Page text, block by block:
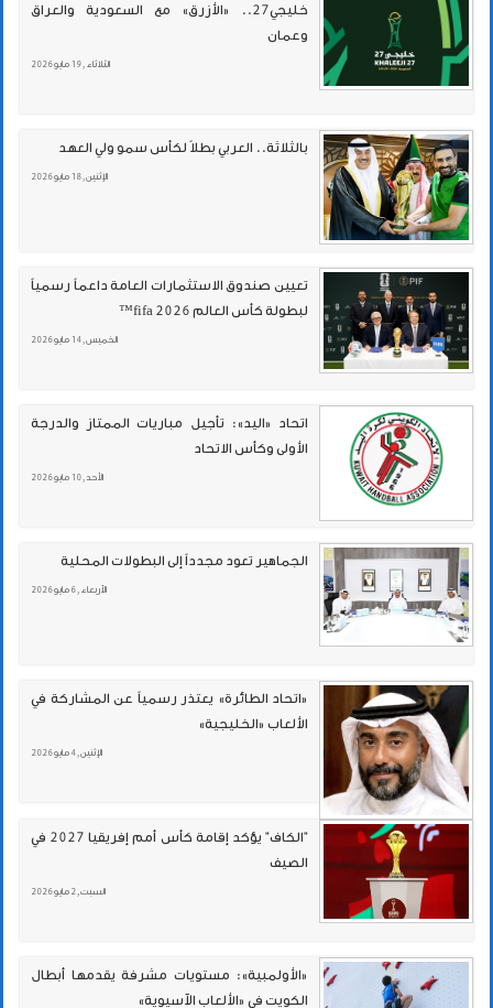
خليجي27.. «الأزرق» مع السعودية والعراق
وعمان
الثلاثاء , 19 مايو 2026
بالثلاثة.. العربي بطلاً لكأس سمو ولي العهد
الإثنين , 18 مايو 2026
تعيين صندوق الاستثمارات العامة داعماً رسمياً
لبطولة كأس العالم fifa 2026™
الخميس , 14 مايو 2026
اتحاد «اليد»: تأجيل مباريات الممتاز والدرجة
الأولى وكأس الاتحاد
الأحد , 10 مايو 2026
الجماهير تعود مجدداً إلى البطولات المحلية
الأربعاء , 6 مايو 2026
«اتحاد الطائرة» يعتذر رسمياً عن المشاركة في
الألعاب «الخليجية»
الإثنين , 4 مايو 2026
"الكاف" يؤكد إقامة كأس أمم إفريقيا 2027 في
الصيف
السبت , 2 مايو 2026
«الأولمبية»: مستويات مشرفة يقدمها أبطال
الكويت في «الألعاب الآسيوية»